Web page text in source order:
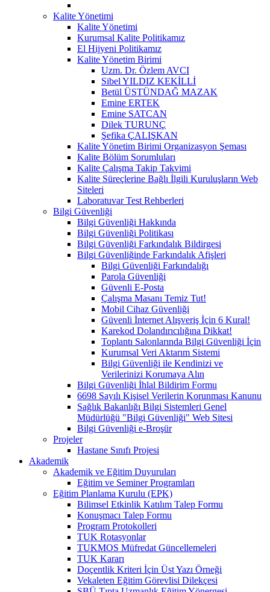
Kalite Yönetimi
Kalite Yönetimi
Kurumsal Kalite Politikamız
El Hijyeni Politikamız
Kalite Yönetim Birimi
Uzm. Dr. Özlem AVCI
Sibel YILDIZ KEKİLLİ
Betül ÜSTÜNDAĞ MAZAK
Emine ERTEK
Emine SATCAN
Dilek TURUNÇ
Şefika ÇALIŞKAN
Kalite Yönetim Birimi Organizasyon Şeması
Kalite Bölüm Sorumluları
Kalite Çalışma Takip Takvimi
Kalite Süreçlerine Bağlı İlgili Kuruluşların Web
Siteleri
Laboratuvar Test Rehberleri
Bilgi Güvenliği
Bilgi Güvenliği Hakkında
Bilgi Güvenliği Politikası
Bilgi Güvenliği Farkındalık Bildirgesi
Bilgi Güvenliğinde Farkındalık Afişleri
Bilgi Güvenliği Farkındalığı
Parola Güvenliği
Güvenli E-Posta
Çalışma Masanı Temiz Tut!
Mobil Cihaz Güvenliği
Güvenli İnternet Alışveriş İçin 6 Kural!
Karekod Dolandırıcılığına Dikkat!
Toplantı Salonlarında Bilgi Güvenliği İçin
Kurumsal Veri Aktarım Sistemi
Bilgi Güvenliği ile Kendinizi ve
Verilerinizi Korumaya Alın
Bilgi Güvenliği İhlal Bildirim Formu
6698 Sayılı Kişisel Verilerin Korunması Kanunu
Sağlık Bakanlığı Bilgi Sistemleri Genel
Müdürlüğü "Bilgi Güvenliği" Web Sitesi
Bilgi Güvenliği e-Broşür
Projeler
Hastane Sınıfı Projesi
Akademik
Akademik ve Eğitim Duyuruları
Eğitim ve Seminer Programları
Eğitim Planlama Kurulu (EPK)
Bilimsel Etkinlik Katılım Talep Formu
Konuşmacı Talep Formu
Program Protokolleri
TUK Rotasyonlar
TUKMOS Müfredat Güncellemeleri
TUK Kararı
Doçentlik Kriteri İçin Üst Yazı Örneği
Vekaleten Eğitim Görevlisi Dilekçesi